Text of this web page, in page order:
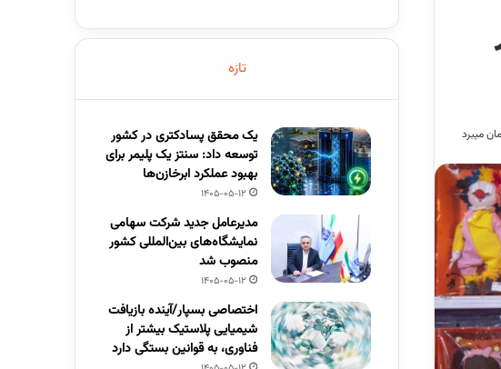
تازه
یک محقق پسادکتری در کشور
توسعه داد: سنتز یک پلیمر برای
بهبود عملکرد ابرخازن‌ها
1405-05-12
مدیرعامل جدید شرکت سهامی
نمایشگاه‌های بین‌المللی کشور
منصوب شد
1405-05-12
اختصاصی بسپار/آینده بازیافت
شیمیایی پلاستیک بیشتر از
فناوری، به قوانین بستگی دارد